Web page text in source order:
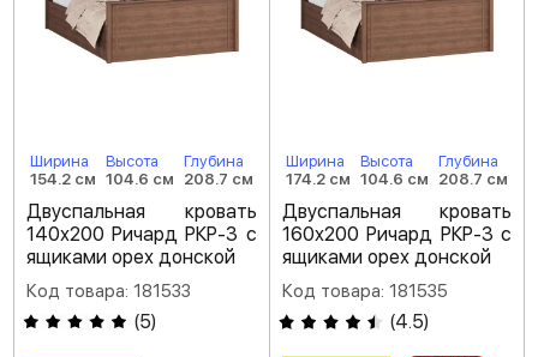
Ширина
154.2 см
Высота
104.6 см
Глубина
208.7 см
Двуспальная кровать
140х200 Ричард РКР-3 с
ящиками орех донской
Код товара: 181533
(5)
Ширина
174.2 см
Высота
104.6 см
Глубина
208.7 см
Двуспальная кровать
160х200 Ричард РКР-3 с
ящиками орех донской
Код товара: 181535
(4.5)